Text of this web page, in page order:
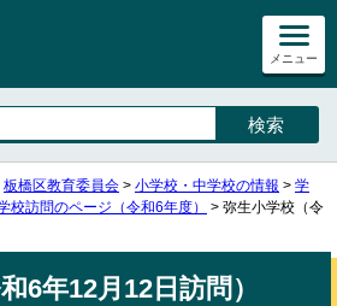
メニュー
板橋区教育委員会 > 小学校・中学校の情報 > 学
校訪問のページ（令和6年度）
> 弥生小学校（令
6年12月12日訪問）